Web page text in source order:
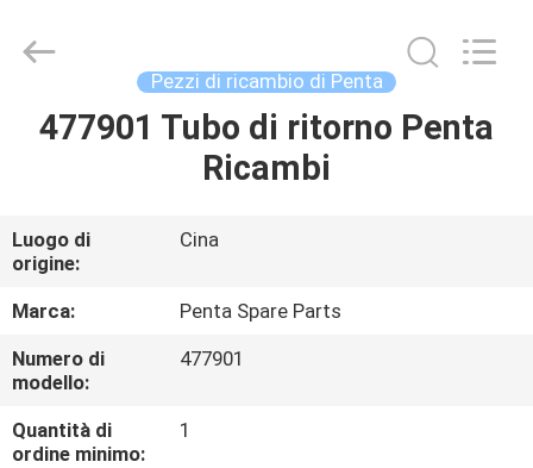
CASA
CIRCA
NOI
GIRO
DELLA
Equipment
Reserved.
Developed
Pezzi di ricambio di Penta
477901 Tubo di ritorno Penta
Ricambi
Luogo di
origine:
Cina
Marca:
Penta Spare Parts
Numero di
modello:
477901
Quantità di
ordine minimo:
1